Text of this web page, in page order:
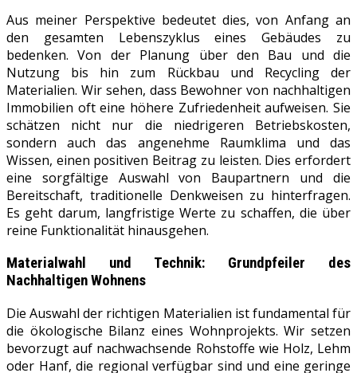
Aus meiner Perspektive bedeutet dies, von Anfang an
den gesamten Lebenszyklus eines Gebäudes zu
bedenken. Von der Planung über den Bau und die
Nutzung bis hin zum Rückbau und Recycling der
Materialien. Wir sehen, dass Bewohner von nachhaltigen
Immobilien oft eine höhere Zufriedenheit aufweisen. Sie
schätzen nicht nur die niedrigeren Betriebskosten,
sondern auch das angenehme Raumklima und das
Wissen, einen positiven Beitrag zu leisten. Dies erfordert
eine sorgfältige Auswahl von Baupartnern und die
Bereitschaft, traditionelle Denkweisen zu hinterfragen.
Es geht darum, langfristige Werte zu schaffen, die über
reine Funktionalität hinausgehen.
Materialwahl und Technik: Grundpfeiler des
Nachhaltigen Wohnens
Die Auswahl der richtigen Materialien ist fundamental für
die ökologische Bilanz eines Wohnprojekts. Wir setzen
bevorzugt auf nachwachsende Rohstoffe wie Holz, Lehm
oder Hanf, die regional verfügbar sind und eine geringe